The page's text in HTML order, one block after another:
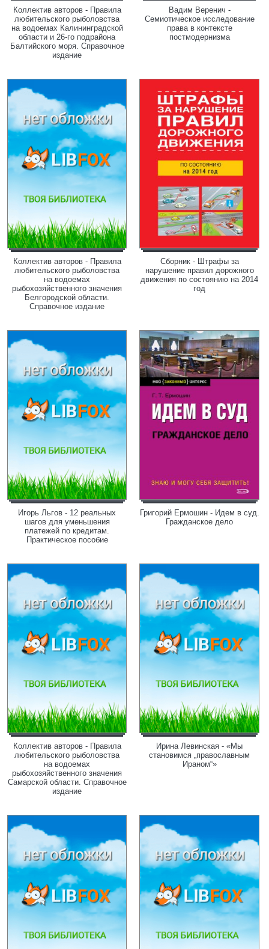
Коллектив авторов - Правила
любительского рыболовства
на водоемах Калининградской
области и 26-го подрайона
Балтийского моря. Справочное
издание
Вадим Веренич -
Семиотическое исследование
права в контексте
постмодернизма
Коллектив авторов - Правила
любительского рыболовства
на водоемах
рыбохозяйственного значения
Белгородской области.
Справочное издание
Сборник - Штрафы за
нарушение правил дорожного
движения по состоянию на 2014
год
Игорь Льгов - 12 реальных
шагов для уменьшения
платежей по кредитам.
Практическое пособие
Григорий Ермошин - Идем в суд.
Гражданское дело
Коллектив авторов - Правила
любительского рыболовства
на водоемах
рыбохозяйственного значения
Самарской области. Справочное
издание
Ирина Левинская - «Мы
становимся „православным
Ираном“»